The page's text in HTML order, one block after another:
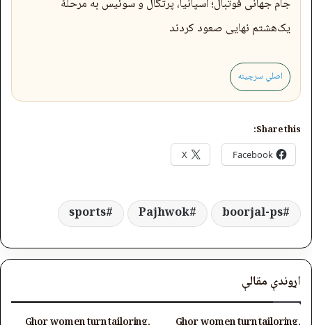
جام جهانی فوتبال؛ اسپانیا، پرتگال و سوئیس به مرحلۀ
یک‌هشتم نهایی صعود کردند
اصلي سرچینه
Share this:
Facebook
X
boorjal-ps
Pajhwok
sports
اړوندې مقالې